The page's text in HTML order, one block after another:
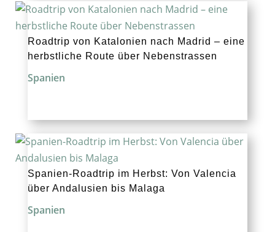
Roadtrip von Katalonien nach Madrid – eine
herbstliche Route über Nebenstrassen
Spanien
Spanien-Roadtrip im Herbst: Von Valencia
über Andalusien bis Malaga
Spanien